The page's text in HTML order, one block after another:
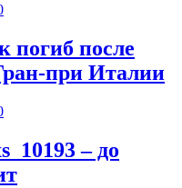
погиб после
при Италии
– до